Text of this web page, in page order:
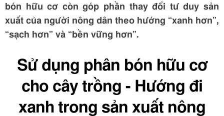
bón hữu cơ còn góp phần thay đổi tư duy sản
xuất của người nông dân theo hướng “xanh hơn”,
“sạch hơn” và “bền vững hơn”.
Sử dụng phân bón hữu cơ
cho cây trồng - Hướng đi
xanh trong sản xuất nông